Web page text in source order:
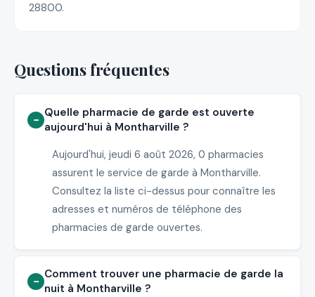
28800.
Questions fréquentes
Quelle pharmacie de garde est ouverte
aujourd'hui à Montharville ?
Aujourd'hui, jeudi 6 août 2026, 0 pharmacies
assurent le service de garde à Montharville.
Consultez la liste ci-dessus pour connaître les
adresses et numéros de téléphone des
pharmacies de garde ouvertes.
Comment trouver une pharmacie de garde la
nuit à Montharville ?